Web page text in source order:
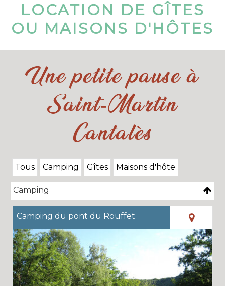
LOCATION DE GÎTES
OU MAISONS D'HÔTES
Une petite pause à
Saint-Martin
Cantalès
Tous Camping Gîtes Maisons d'hôte
Camping
Camping du pont du Rouffet